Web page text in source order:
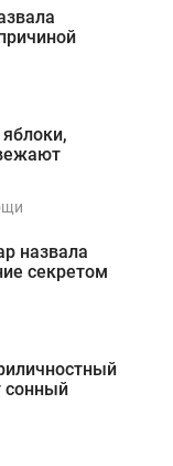
назвала
секретом
сонный